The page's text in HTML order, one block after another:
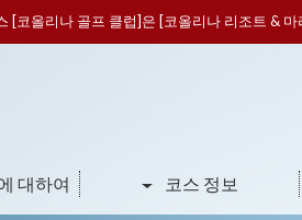
[코올리나 골프 클럽]은 [코올리나 리조트 &
대하여 코스 정보